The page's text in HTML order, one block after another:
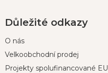
Důležité odkazy
O nás
Velkoobchodní prodej
Projekty spolufinancované EU